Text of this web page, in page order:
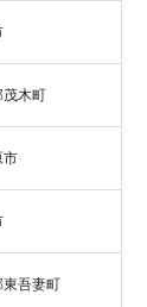
茂木町
市
東吾妻町